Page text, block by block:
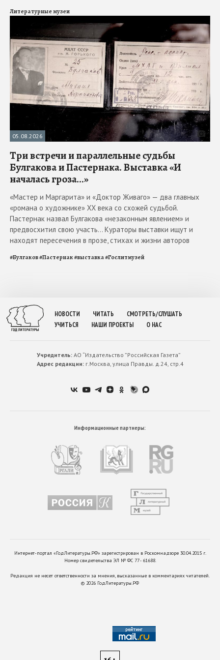
Литературные музеи
05.08.2026
Три встречи и параллельные судьбы
Булгакова и Пастернака. Выставка «И
началась гроза...»
«Мастер и Маргарита» и «Доктор Живаго» — два главных
«романа о художнике» ХХ века со схожей судьбой.
Пастернак назвал Булгакова «незаконным явлением» и
предвосхитил свою участь... Кураторы выставки ищут и
находят пересечения в прозе, стихах и жизни авторов
#Булгаков#Пастернак#выставка#Гослитмузей
НОВОСТИ ЧИТАТЬ
СМОТРЕТЬ/СЛУШАТЬ
УЧИТЬСЯ
НАШИ ПРОЕКТЫ О НАС
Учредитель:АО “Издательство ”Российская Газета”
Адрес редакции:г.Москва, улица Правды. д.24, стр.4
Информационные партнеры:
Интернет-портал «ГодЛитературы.РФ» зарегистрирован в Роскомнадзоре 30.04.2015 г.
Номер свидетельства ЭЛ № ФС 77 - 61688.
Редакция не несет ответственности за мнения, высказанные в комментариях читателей.
© 2026 ГодЛитературы.РФ